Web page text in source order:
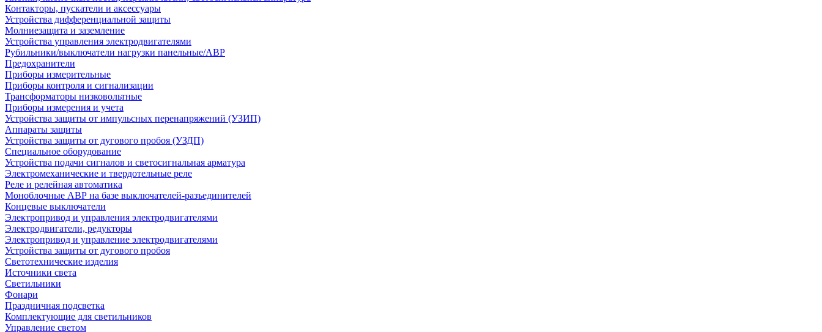
Контакторы, пускатели и аксессуары
Устройства дифференциальной защиты
Молниезащита и заземление
Устройства управления электродвигателями
Рубильники/выключатели нагрузки панельные/АВР
Предохранители
Приборы измерительные
Приборы контроля и сигнализации
Трансформаторы низковольтные
Приборы измерения и учета
Устройства защиты от импульсных перенапряжений (УЗИП)
Аппараты защиты
Устройства защиты от дугового пробоя (УЗДП)
Специальное оборудование
Устройства подачи сигналов и светосигнальная арматура
Электромеханические и твердотельные реле
Реле и релейная автоматика
Моноблочные АВР на базе выключателей-разъединителей
Концевые выключатели
Электропривод и управления электродвигателями
Электродвигатели, редукторы
Электропривод и управление электродвигателями
Устройства защиты от дугового пробоя
Светотехнические изделия
Источники света
Светильники
Фонари
Праздничная подсветка
Комплектующие для светильников
Управление светом